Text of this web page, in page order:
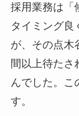
採用業務は「
タイミング良
が、その点木
間以上待たさ
んでした。こ
す。